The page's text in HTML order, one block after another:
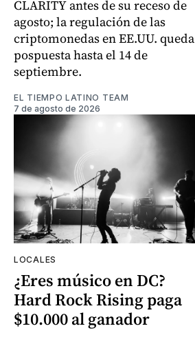
CLARITY antes de su receso de
agosto; la regulación de las
criptomonedas en EE.UU. queda
pospuesta hasta el 14 de
septiembre.
EL TIEMPO LATINO TEAM
7 de agosto de 2026
LOCALES
¿Eres músico en DC?
Hard Rock Rising paga
$10.000 al ganador